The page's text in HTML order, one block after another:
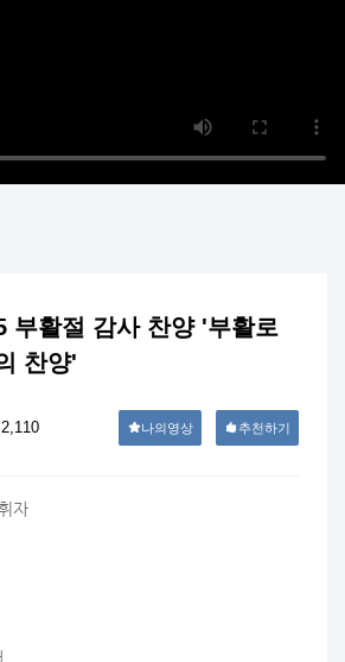
부활절 감사 찬양 '부활로
찬양'
2,110 나의영상 추천하기
자